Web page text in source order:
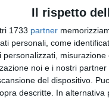
Il rispetto
1733 partner
personali, come
personalizzati,
noi e i nostri
del dispositivo.
descritte. In
- Gibbosa calante
2026: il
8 agosto